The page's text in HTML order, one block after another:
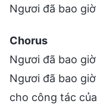
Ngươi đã bao
Chorus
Ngươi đã bao
Ngươi đã bao
cho công tác